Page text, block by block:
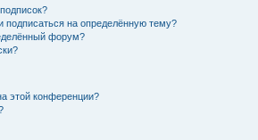
подписаться на определённую тему?
форум?
этой конференции?